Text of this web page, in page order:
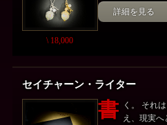
\ 18,000
詳細を見る
セイチャーン・ライター
書
く。 それ
え、現実